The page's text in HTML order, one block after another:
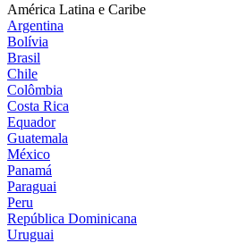
América Latina e Caribe
Argentina
Bolívia
Brasil
Chile
Colômbia
Costa Rica
Equador
Guatemala
México
Panamá
Paraguai
Peru
República Dominicana
Uruguai